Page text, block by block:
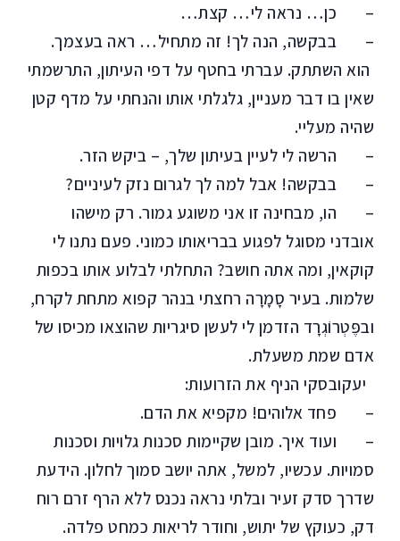
– כן… נראה לי… קצת…
– בבקשה, הנה לך! זה מתחיל… ראה בעצמך.
הוא השתתק. עברתי בחטף על דפי העיתון, התרשמתי
שאין בו דבר מעניין, גלגלתי אותו והנחתי על מדף קטן
שהיה מעליי.
– הרשה לי לעיין בעיתון שלך, – ביקש הזר.
– בבקשה! אבל למה לך לגרום נזק לעיניים?
– הו, מבחינה זו אני משוגע גמור. רק מישהו
אובדני מסוגל לפגוע בבריאותו כמוני. פעם נתנו לי
קוקאין, ומה אתה חושב? התחלתי לבלוע אותו בכפות
שלמות. בעיר סָמָרָה רחצתי בנהר קפוא מתחת לקרח,
ובפֶּטְרוֹגְרָד הזדמן לי לעשן סיגריות שהוצאו מכיסו של
אדם שמת משעלת.
יעקובסקי הניף את הזרועות:
– פחד אלוהים! מקפיא את הדם.
– ועוד איך. מובן שקיימות סכנות גלויות וסכנות
סמויות. עכשיו, למשל, אתה יושב סמוך לחלון. הידעת
שדרך סדק זעיר ובלתי נראה נכנס ללא הרף זרם רוח
דק, כעוקץ של יתוש, וחודר לריאות כמחט פלדה.